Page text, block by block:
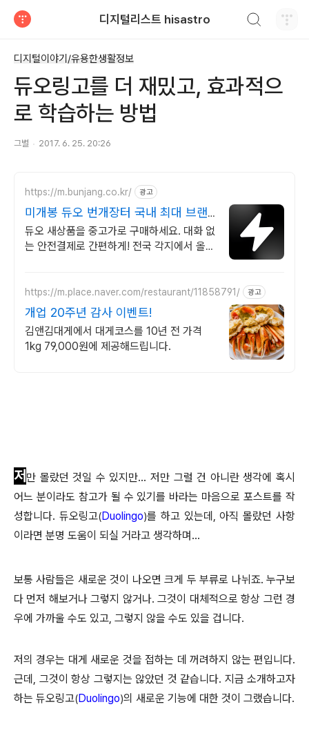
디지털리스트 hisastro
디지털이야기/유용한생활정보
듀오링고를 더 재밌고, 효과적으
로 학습하는 방법
그별 2017. 6. 25. 20:26
https://m.bunjang.co.kr/ 광고
미개봉 듀오 번개장터 국내 최대 브랜
드 중고거래
듀오 새상품을 중고가로 구매하세요. 대화 없
는 안전결제로 간편하게! 전국 각지에서 올라
https://m.place.naver.com/restaurant/11858791/ 광고
개업 20주년 감사 이벤트!
김앤김대게에서 대게코스를 10년 전 가격
1kg 79,000원에 제공해드립니다.
저 만 몰랐던 것일 수 있지만... 저만 그럴 건 아니란 생각에 혹시
어느 분이라도 참고가 될 수 있기를 바라는 마음으로 포스트를 작
성합니다. 듀오링고(Duolingo)를 하고 있는데, 아직 몰랐던 사항
이라면 분명 도움이 되실 거라고 생각하며...
보통 사람들은 새로운 것이 나오면 크게 두 부류로 나뉘죠. 누구보
다 먼저 해보거나 그렇지 않거나. 그것이 대체적으로 항상 그런 경
우에 가까울 수도 있고, 그렇지 않을 수도 있을 겁니다.
저의 경우는 대게 새로운 것을 접하는 데 꺼려하지 않는 편입니다.
근데, 그것이 항상 그렇지는 않았던 것 같습니다. 지금 소개하고자
하는 듀오링고(Duolingo)의 새로운 기능에 대한 것이 그랬습니다.